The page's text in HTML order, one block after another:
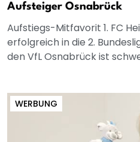
Aufsteiger Osnabrück
Aufstiegs-Mitfavorit 1. FC
erfolgreich in die 2.
den VfL Osnabrück ist
WERBUNG